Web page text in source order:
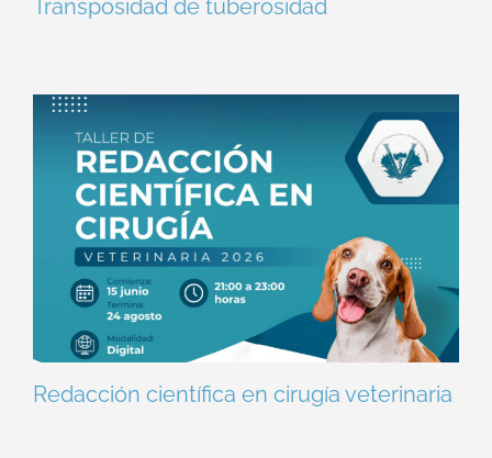
Transposidad de tuberosidad
Redacción científica en cirugía veterinaria